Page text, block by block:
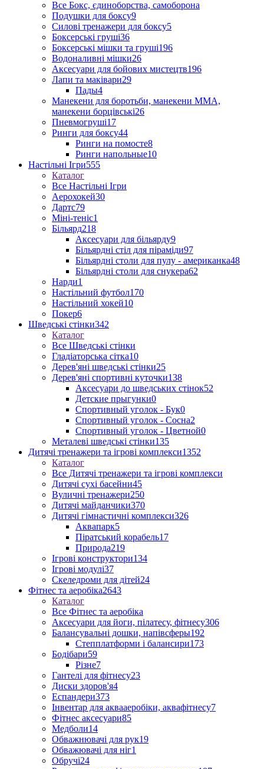
Все Бокс, єдиноборства, самоборона
Подушки для боксу9
Силові тренажери для боксу5
Боксерські груші36
Боксерські мішки та груші196
Водоналивні мішки26
Аксесуари для бойових мистецтв196
Лапи та маківари29
Пады4
Манекени для боротьби, манекени ММА,
манекени борцівські26
Пневмогруші17
Ринги для боксу44
Ринги на помосте8
Ринги напольные10
Настільні Ігри555
Каталог
Все Настільні Ігри
Аерохокей30
Дартс79
Міні-теніс1
Більярд218
Аксесуари для більярду9
Більярдні стіл для піраміди97
Більярдні столи для пулу - американка48
Більярдні столи для снукера62
Нарди1
Настільний футбол170
Настільний хокей10
Покер6
Шведські стінки342
Каталог
Все Шведські стінки
Гладіаторська сітка10
Дерев'яні шведські стінки25
Дерев'яні спортивні куточки138
Аксесуари до шведських стінок52
Детские прыгунки0
Спортивный уголок - Бук0
Спортивный уголок - Сосна2
Спортивный уголок - Цветной0
Металеві шведські стінки135
Дитячі тренажери та ігрові комплекси1352
Каталог
Все Дитячі тренажери та ігрові комплекси
Дитячі сухі басейни45
Вуличні тренажери250
Дитячі майданчики370
Дитячі гімнастичні комплекси326
Аквапарк5
Піратський корабель17
Природа219
Ігрові конструктори134
Ігрові модулі37
Скеледроми для дітей24
Фітнес та аеробіка2643
Каталог
Все Фітнес та аеробіка
Аксесуари для йоги, пілатесу, фітнесу306
Балансувальні дошки, напівсферы192
Степплатформи і балансири173
Бодібари59
Різне7
Гантелі для фітнесу23
Диски здоров'я4
Еспандери373
Інвентар для аквааеробіки, аквафітнесу7
Фітнес аксесуари85
Медболи14
Обважнювачі для рук19
Обважювачі для ніг1
Обручі24